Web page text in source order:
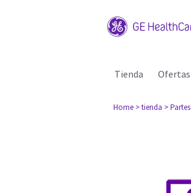
Tienda Ofertas
Home > tienda > Partes